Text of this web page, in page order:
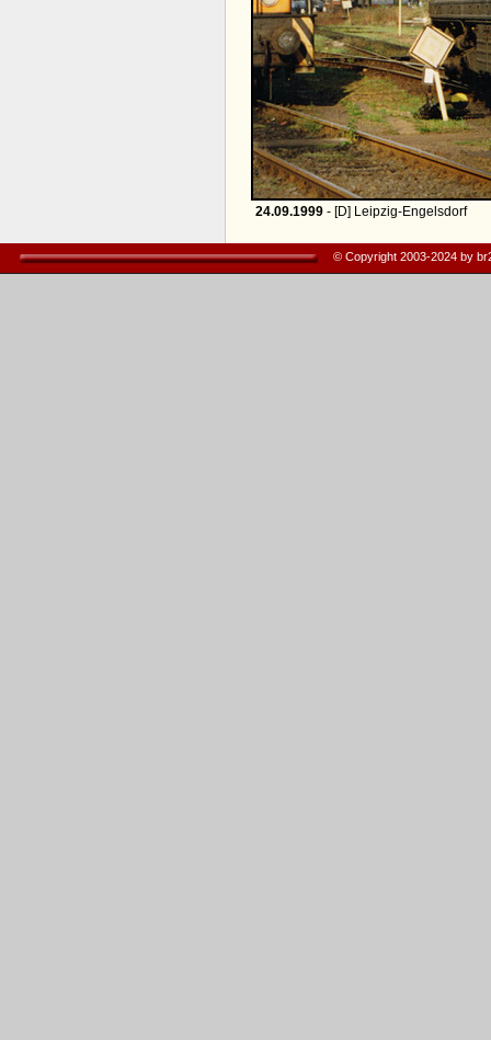
24.09.1999- [D] Leipzig-Engelsdorf
© Copyright 2003-2024 by